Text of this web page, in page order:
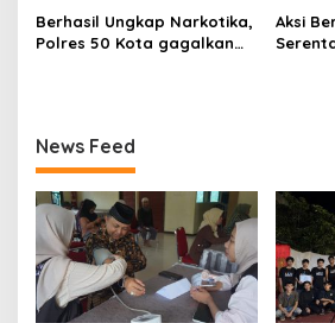
Pangkalan
Berhasil Ungkap Narkotika,
Polres 50 Kota gagalkan
Aksi
News Feed